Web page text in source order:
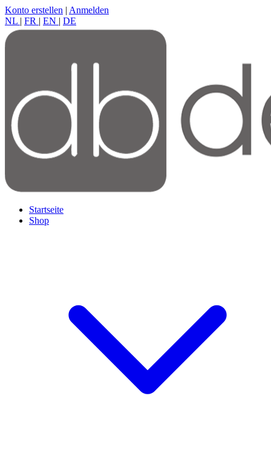
Konto erstellen | Anmelden
NL | FR | EN | DE
Startseite
Shop